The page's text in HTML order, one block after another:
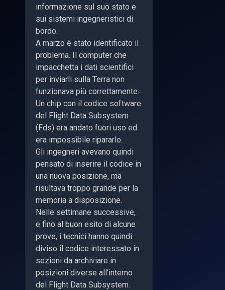
informazione sul suo stato e
sui sistemi ingegneristici di
bordo.
A marzo è stato identificato il
problema. Il computer che
impacchetta i dati scientifici
per inviarli sulla Terra non
funzionava più correttamente.
Un chip con il codice software
del Flight Data Subsystem
(Fds) era andato fuori uso ed
era impossibile ripararlo.
Gli ingegneri avevano quindi
pensato di inserire il codice in
una nuova posizione, ma
risultava troppo grande per la
memoria a disposizione.
Nelle settimane successive,
e fino al buon esito di alcune
prove, i tecnici hanno quindi
diviso il codice interessato in
sezioni da archiviare in
posizioni diverse all’interno
del Flight Data Subsystem.